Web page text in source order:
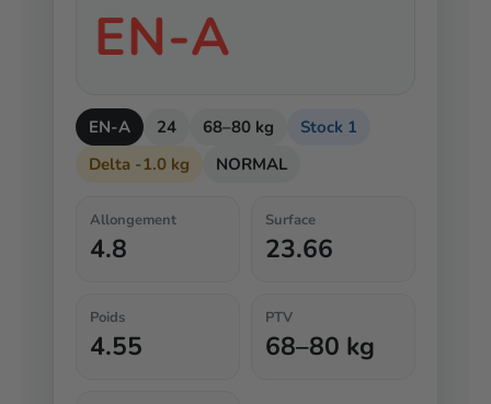
EN-A
EN-A 24 68–80 kg
Stock 1
Delta -1.0 kg
NORMAL
Allongement
4.8
Surface
23.66
Poids
4.55
PTV
68–80 kg